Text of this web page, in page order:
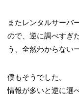
またレンタルサーバ
ので、逆に調べすぎ
う、全然わからない
僕もそうでした。
情報が多いと逆に選